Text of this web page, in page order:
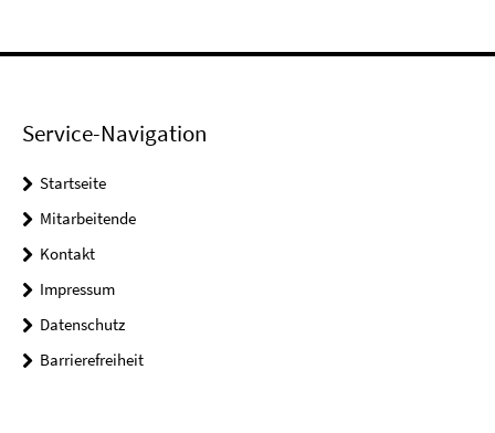
Service-Navigation
Startseite
Mitarbeitende
Kontakt
Impressum
Datenschutz
Barrierefreiheit